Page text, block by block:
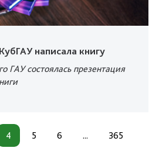
написала книгу
ГАУ состоялась презентация
4 5 6 ... 365